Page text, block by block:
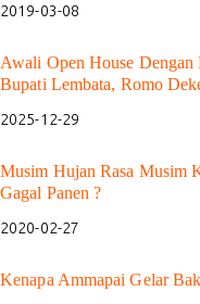
2019-03-08
Awali Open House Dengan
Bupati Lembata, Romo
2025-12-29
Musim Hujan Rasa Musim
Gagal Panen ?
2020-02-27
Kenapa Ammapai Gelar